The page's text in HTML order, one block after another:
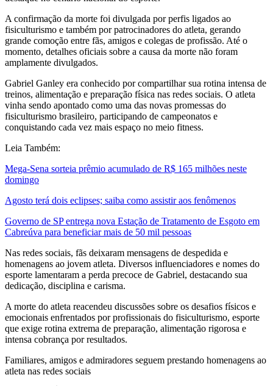
A confirmação da morte foi divulgada por perfis ligados ao
fisiculturismo e também por patrocinadores do atleta, gerando
grande comoção entre fãs, amigos e colegas de profissão. Até o
momento, detalhes oficiais sobre a causa da morte não foram
amplamente divulgados.
Gabriel Ganley era conhecido por compartilhar sua rotina intensa de
treinos, alimentação e preparação física nas redes sociais. O atleta
vinha sendo apontado como uma das novas promessas do
fisiculturismo brasileiro, participando de campeonatos e
conquistando cada vez mais espaço no meio fitness.
Leia Também:
Mega-Sena sorteia prêmio acumulado de R$ 165 milhões neste
domingo
Agosto terá dois eclipses; saiba como assistir aos fenômenos
Governo de SP entrega nova Estação de Tratamento de Esgoto em
Cabreúva para beneficiar mais de 50 mil pessoas
Nas redes sociais, fãs deixaram mensagens de despedida e
homenagens ao jovem atleta. Diversos influenciadores e nomes do
esporte lamentaram a perda precoce de Gabriel, destacando sua
dedicação, disciplina e carisma.
A morte do atleta reacendeu discussões sobre os desafios físicos e
emocionais enfrentados por profissionais do fisiculturismo, esporte
que exige rotina extrema de preparação, alimentação rigorosa e
intensa cobrança por resultados.
Familiares, amigos e admiradores seguem prestando homenagens ao
atleta nas redes sociais